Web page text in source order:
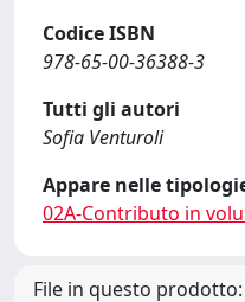
Codice ISBN
978-65-00-36388-3
Tutti gli autori
Sofia Venturoli
Appare nelle
02A-Contributo in
File in questo prodotto: